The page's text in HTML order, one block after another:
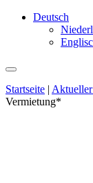
Deutsch
Startseite |
Vermietung*